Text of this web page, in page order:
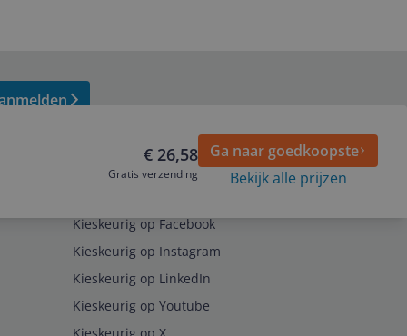
€ 26,58
Gratis verzending
Ga naar goedkoopste
Bekijk alle prijzen
Kieskeurig op Facebook
Kieskeurig op Instagram
Kieskeurig op LinkedIn
Kieskeurig op Youtube